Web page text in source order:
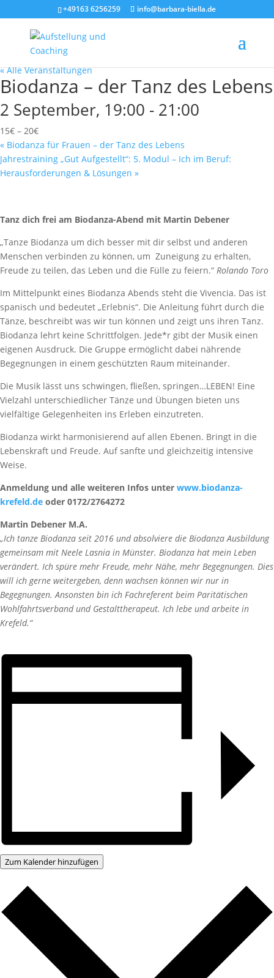
+49163 6256259 info@barbara-biella.de
« Alle Veranstaltungen
Biodanza – der Tanz des Lebens
2 September, 19:00 - 21:00
15€ – 20€
« Biodanza für Frauen – der Tanz des Lebens
Jahrestraining „Gut Aufgestellt“: 5. Modul – Ich im Beruf:
Herausforderungen & Lösungen »
Tanz dich frei am Biodanza-Abend mit Martin Debener
„Tanze Biodanza um dich besser mit dir selbst und anderen
Menschen verbinden zu können, um Zuneigung zu erhalten,
Freude zu teilen, das Leben und die Fülle zu feiern.“ Rolando Toro
Im Mittelpunkt eines Biodanza Abends steht die Vivencia. Das ist
spanisch und bedeutet „Erlebnis“. Die Anleitung führt durch die
Tänze, beschreibt was wir tun können und zeigt uns ihren Tanz.
Biodanza lehrt keine Schrittfolgen. Jede*r gibt der Musik einen
eigenen Ausdruck. Die Gruppe ermöglicht dabei nährende
Begegnungen in einem geschützten Raum miteinander.
Die Musik lässt uns schwingen, fließen, springen…LEBEN! Eine
Vielzahl unterschiedlicher Tänze und Übungen bieten uns
vielfältige Gelegenheiten ins Erleben einzutreten.
Biodanza wirkt harmonisierend auf allen Ebenen. Bringt in die
Lebenskraft und Freude. Auf sanfte und gleichzeitig intensive
Weise.
Anmeldung und alle weiteren Infos unter www.biodanza-
krefeld.de oder 0172/2764272
Martin Debener M.A.
„Ich tanze Biodanza seit 2016 und absolviere die Biodanza Ausbildung
gemeinsam mit Neele Lasnia in Münster. Biodanza hat mein Leben
verändert. Ich spüre mehr Freude, mehr Nähe, mehr Begegnungen. Dies
will ich gerne weitergeben, denn wachsen können wir nur in
Begegnungen. Ansonsten bin ich Fachreferent beim Paritätischen
Wohlfahrtsverband und Gestalttherapeut. Ich lebe und arbeite in
Krefeld.“
Zum Kalender hinzufügen